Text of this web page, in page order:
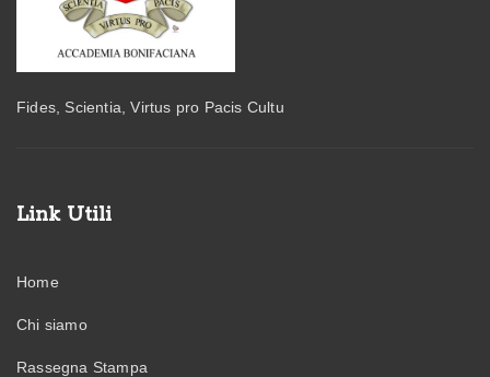
Fides, Scientia, Virtus pro Pacis Cultu
Link Utili
Home
Chi siamo
Rassegna Stampa